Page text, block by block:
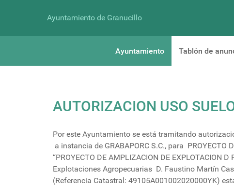
Ayuntamiento de Granucillo
Ayuntamiento Tablón de
AUTORIZACION USO
Por este Ayuntamiento se está tramitando
a instancia de GRABAPORC S.C., para PROYECTO
“PROYECTO DE AMPLIZACION DE EXPLOTACION
Explotaciones Agropecuarias D. Faustino Martín
(Referencia Catastral: 49105A001002020000YK)